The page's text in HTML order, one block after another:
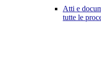
Atti e
tutte le